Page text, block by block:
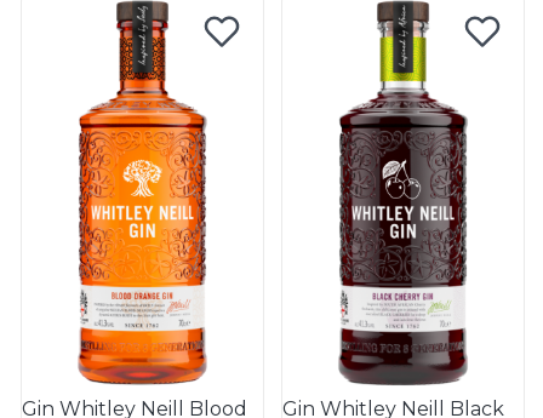
Gin Whitley Neill Blood
Gin Whitley Neill Black